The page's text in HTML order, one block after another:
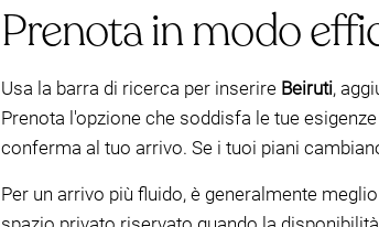
Prenota in modo
Usa la barra di ricerca per inserire Beiruti,
Prenota l'opzione che soddisfa le tue
conferma al tuo arrivo. Se i tuoi piani
Per un arrivo più fluido, è generalmente